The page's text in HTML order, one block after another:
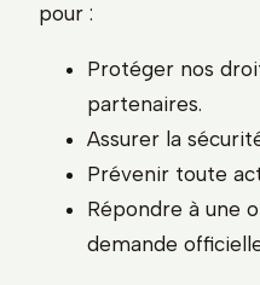
pour :
Protéger nos
partenaires.
Assurer la
Prévenir toute
Répondre à une
demande